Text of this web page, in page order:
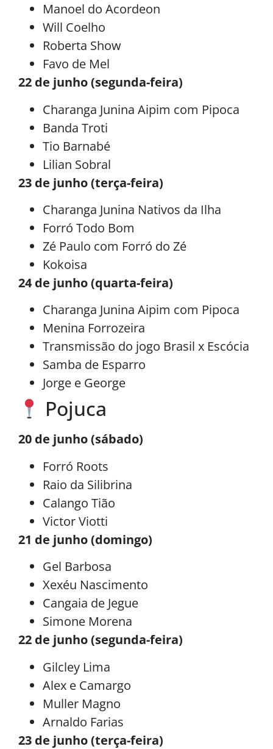
Manoel do Acordeon
Will Coelho
Roberta Show
Favo de Mel
22 de junho (segunda-feira)
Charanga Junina Aipim com Pipoca
Banda Troti
Tio Barnabé
Lilian Sobral
23 de junho (terça-feira)
Charanga Junina Nativos da Ilha
Forró Todo Bom
Zé Paulo com Forró do Zé
Kokoisa
24 de junho (quarta-feira)
Charanga Junina Aipim com Pipoca
Menina Forrozeira
Transmissão do jogo Brasil x Escócia
Samba de Esparro
Jorge e George
Pojuca
20 de junho (sábado)
Forró Roots
Raio da Silibrina
Calango Tião
Victor Viotti
21 de junho (domingo)
Gel Barbosa
Xexéu Nascimento
Cangaia de Jegue
Simone Morena
22 de junho (segunda-feira)
Gilcley Lima
Alex e Camargo
Muller Magno
Arnaldo Farias
23 de junho (terça-feira)